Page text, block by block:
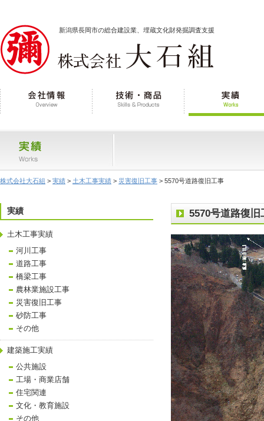
新潟県長岡市の総合建設業、埋蔵文化財発掘調査支援
株式会社大石組 > 実績 > 土木工事実績 > 災害復旧工事 > 5570号道路復旧工事
5570号道路復旧
実績
土木工事実績
河川工事
道路工事
橋梁工事
農林業施設工事
災害復旧工事
砂防工事
その他
建築施工実績
公共施設
工場・商業店舗
住宅関連
文化・教育施設
その他